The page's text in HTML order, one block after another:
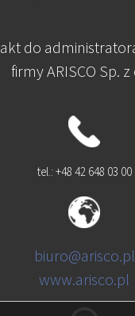
do
firmy ARISCO Sp. z
tel.: +48 42 648 03 00
biuro@arisco.pl
www.arisco.pl